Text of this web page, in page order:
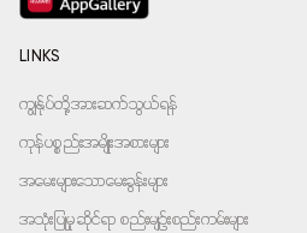
LINKS
ကျွန်ုပ်တို့အားဆက်သွယ်ရန်
ကုန်ပစ္စည်းအမျိုးအစားများ
အမေးများသောမေးခွန်းများ
အသုံးပြုမှုဆိုင်ရာ စည်းမျဉ်းစည်းကမ်းများ